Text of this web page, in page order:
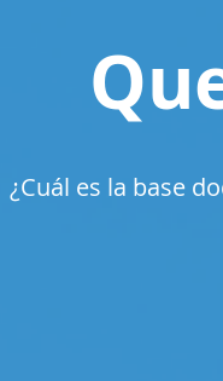
¿Cuál es la base